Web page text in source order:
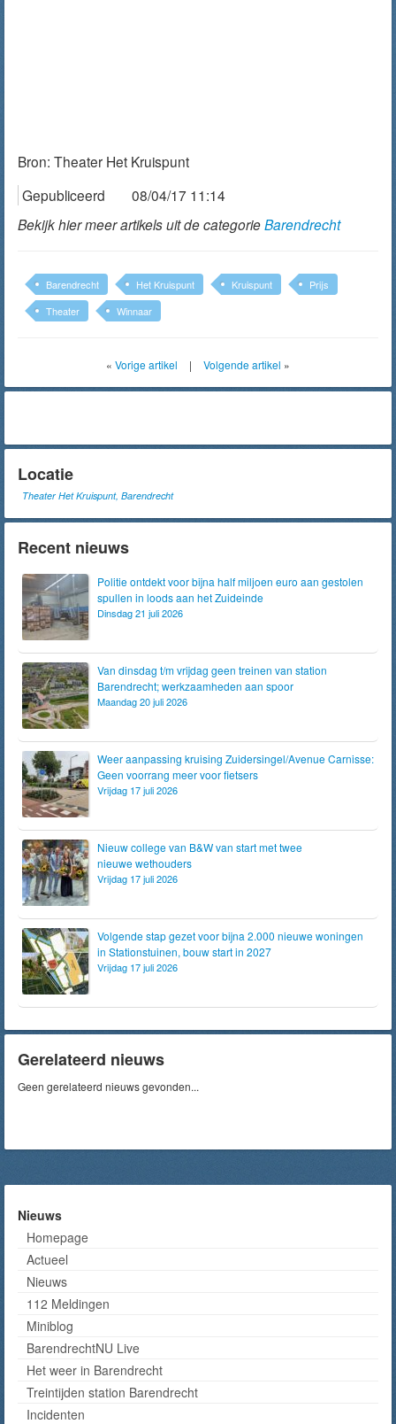
Bron: Theater Het Kruispunt
Gepubliceerd
08/04/17 11:14
Bekijk hier meer artikels uit de categorieBarendrecht
Barendrecht Het Kruispunt Kruispunt
Prijs
Theater
Winnaar
« Vorige artikel | Volgende artikel »
Locatie
Theater Het Kruispunt, Barendrecht
Recent nieuws
Politie ontdekt voor bijna half miljoen euro aan gestolen
spullen in loods aan het Zuideinde
Dinsdag 21 juli 2026
Van dinsdag t/m vrijdag geen treinen van station
Barendrecht; werkzaamheden aan spoor
Maandag 20 juli 2026
Weer aanpassing kruising Zuidersingel/Avenue Carnisse:
Geen voorrang meer voor fietsers
Vrijdag 17 juli 2026
Nieuw college van B&W van start met twee
nieuwe wethouders
Vrijdag 17 juli 2026
Volgende stap gezet voor bijna 2.000 nieuwe woningen
in Stationstuinen, bouw start in 2027
Vrijdag 17 juli 2026
Gerelateerd nieuws
Geen gerelateerd nieuws gevonden...
Nieuws
Homepage
Actueel
Nieuws
112 Meldingen
Miniblog
BarendrechtNU Live
Het weer in Barendrecht
Treintijden station Barendrecht
Incidenten